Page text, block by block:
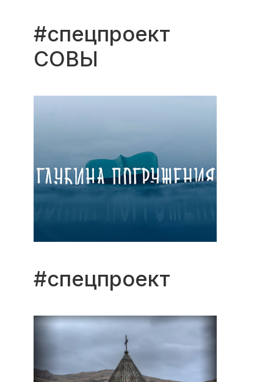
#спецпроект
СОВЫ
#спецпроект